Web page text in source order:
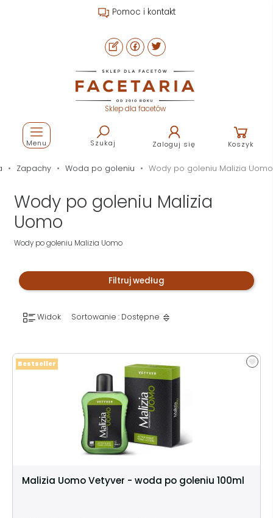
Pomoc i kontakt
Sklep dla facetów
Szukaj Zaloguj się Koszyk
Menu
Zapachy Woda po goleniu Wody po goleniu Malizia Uomo
Wody po goleniu Malizia
Uomo
Wody po goleniu Malizia Uomo
Filtruj według
Widok Sortowanie : Dostępne
Malizia Uomo Vetyver - woda po goleniu 100ml
Bestseller